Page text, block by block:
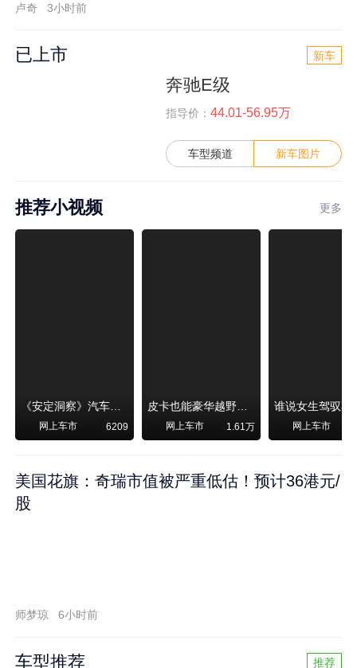
卢奇 3小时前
已上市 新车
奔驰E级
指导价： 44.01-56.95万
车型频道 新车图片
推荐小视频 更多
《安定洞察》汽车烧不烧油，和石油安全无关！
网上车市 6209
皮卡也能豪华越野！纵横F700上市，限时卖29.99万起
网上车市 1.61万 网上车市
美国花旗：奇瑞市值被严重低估！预计36港元/
股
师梦琼 6小时前
车型推荐 推荐